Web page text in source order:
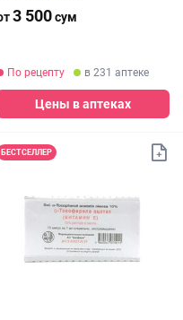
3 500сум
По рецепту в 231 аптеке
Цены в аптеках
БЕСТСЕЛЛЕР